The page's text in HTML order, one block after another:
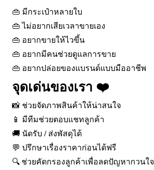
👜 มีกระเป๋าหลายใบ
👜 ไม่อยากเสียเวลาขายเอง
👜 อยากขายให้ไวขึ้น
👜 อยากมีคนช่วยดูแลการขาย
👜 อยากปล่อยของแบรนด์แบบมืออาชีพ
จุดเด่นของเรา ❤️
📸 ช่วยจัดภาพสินค้าให้น่าสนใจ
📱 มีทีมช่วยตอบแชทลูกค้า
🚚 นัดรับ / ส่งพัสดุได้
💬 ปรึกษาเรื่องราคาก่อนได้ฟรี
🔍 ช่วยคัดกรองลูกค้าเพื่อลดปัญหากวนใจ